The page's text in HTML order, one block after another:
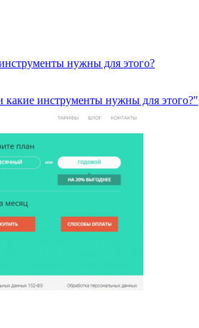
нужны для этого?
какие инструменты нужны для этого?"